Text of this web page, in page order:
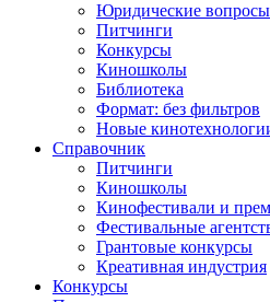
Юридические вопросы
Питчинги
Конкурсы
Киношколы
Библиотека
Формат: без фильтров
Новые
Справочник
Питчинги
Киношколы
Кинофестивали и
Фестивальные
Грантовые конкурсы
Креативная индустрия
Конкурсы